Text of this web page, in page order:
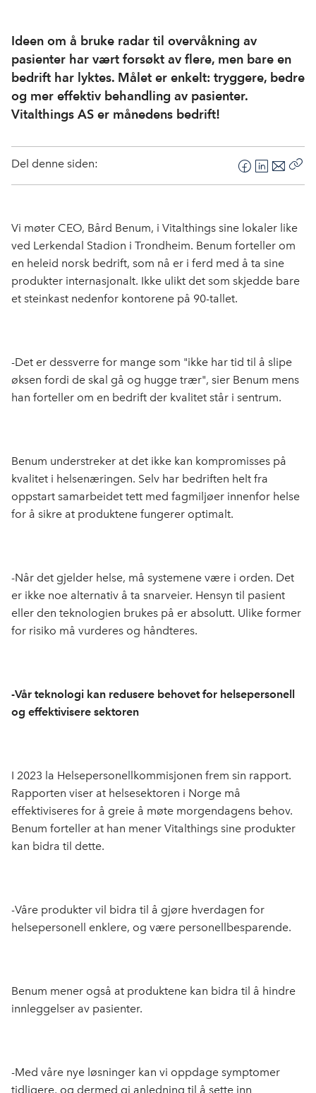
Ideen om å bruke radar til overvåkning av
pasienter har vært forsøkt av flere, men bare en
bedrift har lyktes. Målet er enkelt: tryggere, bedre
og mer effektiv behandling av pasienter.
Vitalthings AS er månedens bedrift!
Del denne siden:
F
a
e
b
o
o
L
i
k
e
E
-
o
s
t
Vi møter CEO, Bård Benum, i Vitalthings sine lokaler like
ved Lerkendal Stadion i Trondheim. Benum forteller om
en heleid norsk bedrift, som nå er i ferd med å ta sine
produkter internasjonalt. Ikke ulikt det som skjedde bare
et steinkast nedenfor kontorene på 90-tallet.
-Det er dessverre for mange som "ikke har tid til å slipe
øksen fordi de skal gå og hugge trær", sier Benum mens
han forteller om en bedrift der kvalitet står i sentrum.
Benum understreker at det ikke kan kompromisses på
kvalitet i helsenæringen. Selv har bedriften helt fra
oppstart samarbeidet tett med fagmiljøer innenfor helse
for å sikre at produktene fungerer optimalt.
-Når det gjelder helse, må systemene være i orden. Det
er ikke noe alternativ å ta snarveier. Hensyn til pasient
eller den teknologien brukes på er absolutt. Ulike former
for risiko må vurderes og håndteres.
-Vår teknologi kan redusere behovet for helsepersonell
og effektivisere sektoren
I 2023 la Helsepersonellkommisjonen frem sin rapport.
Rapporten viser at helsesektoren i Norge må
effektiviseres for å greie å møte morgendagens behov.
Benum forteller at han mener Vitalthings sine produkter
kan bidra til dette.
-Våre produkter vil bidra til å gjøre hverdagen for
helsepersonell enklere, og være personellbesparende.
Benum mener også at produktene kan bidra til å hindre
innleggelser av pasienter.
-Med våre nye løsninger kan vi oppdage symptomer
tidligere, og dermed gi anledning til å sette inn